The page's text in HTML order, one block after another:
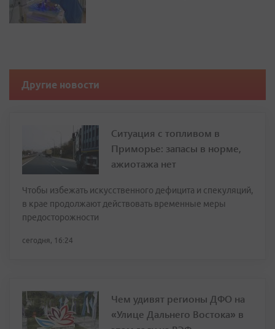
Другие новости
Ситуация с топливом в
Приморье: запасы в норме,
ажиотажа нет
Чтобы избежать искусственного дефицита и спекуляций,
в крае продолжают действовать временные меры
предосторожности
сегодня, 16:24
Чем удивят регионы ДФО на
«Улице Дальнего Востока» в